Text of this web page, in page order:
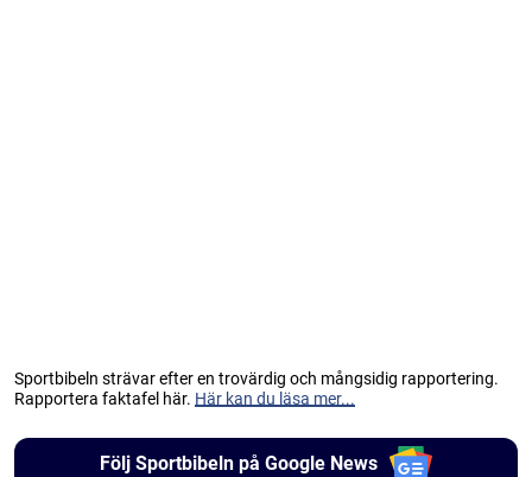
Sportbibeln strävar efter en trovärdig och mångsidig rapportering.
Rapportera faktafel här. Här kan du läsa mer...
Följ Sportbibeln på Google News